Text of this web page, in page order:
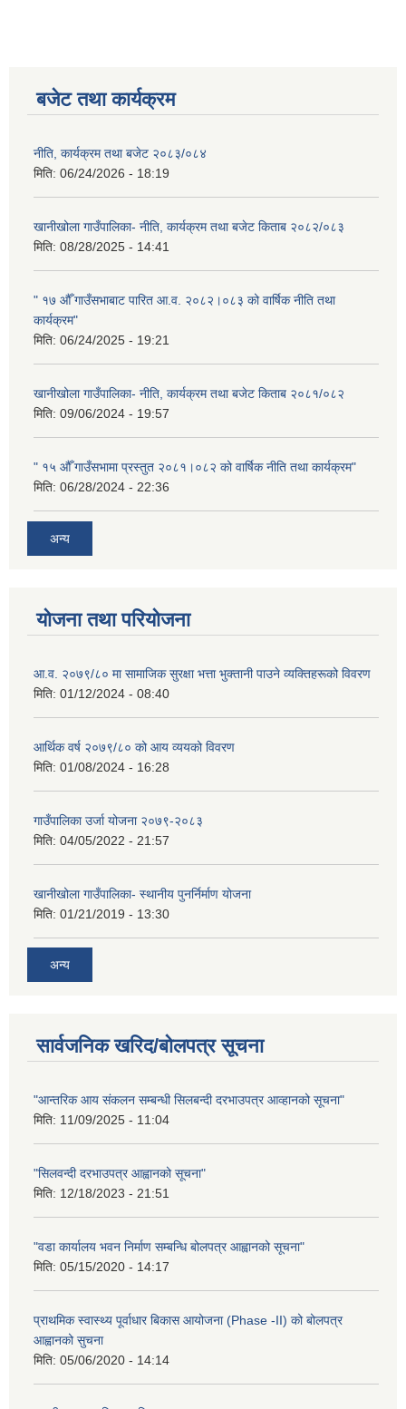
बजेट तथा कार्यक्रम
नीति, कार्यक्रम तथा बजेट २०८३/०८४
मिति: 06/24/2026 - 18:19
खानीखोला गाउँपालिका- नीति, कार्यक्रम तथा बजेट किताब २०८२/०८३
मिति: 08/28/2025 - 14:41
" १७ औँ गाउँसभाबाट पारित आ.व. २०८२।०८३ को वार्षिक नीति तथा
कार्यक्रम"
मिति: 06/24/2025 - 19:21
खानीखोला गाउँपालिका- नीति, कार्यक्रम तथा बजेट किताब २०८१/०८२
मिति: 09/06/2024 - 19:57
" १५ औँ गाउँसभामा प्रस्तुत २०८१।०८२ को वार्षिक नीति तथा कार्यक्रम"
मिति: 06/28/2024 - 22:36
अन्य
योजना तथा परियोजना
आ.व. २०७९/८० मा सामाजिक सुरक्षा भत्ता भुक्तानी पाउने व्यक्तिहरूको विवरण
मिति: 01/12/2024 - 08:40
आर्थिक वर्ष २०७९/८० को आय व्ययको विवरण
मिति: 01/08/2024 - 16:28
गाउँपालिका उर्जा योजना २०७९-२०८३
मिति: 04/05/2022 - 21:57
खानीखोला गाउँपालिका- स्थानीय पुनर्निर्माण योजना
मिति: 01/21/2019 - 13:30
अन्य
सार्वजनिक खरिद/बोलपत्र सूचना
"आन्तरिक आय संकलन सम्बन्धी सिलबन्दी दरभाउपत्र आव्हानको सूचना"
मिति: 11/09/2025 - 11:04
"सिलवन्दी दरभाउपत्र आह्वानको सूचना"
मिति: 12/18/2023 - 21:51
"वडा कार्यालय भवन निर्माण सम्बन्धि बोलपत्र आह्वानको सूचना"
मिति: 05/15/2020 - 14:17
प्राथमिक स्वास्थ्य पूर्वाधार बिकास आयोजना (Phase -II) को बोलपत्र
आह्वानको सुचना
मिति: 05/06/2020 - 14:14